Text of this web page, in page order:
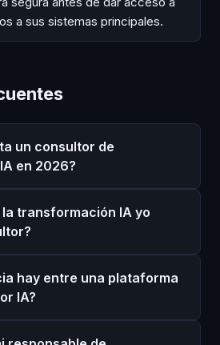
a sus sistemas principales.
un consultor de
en 2026?
transformación IA yo
hay entre una plataforma
IA?